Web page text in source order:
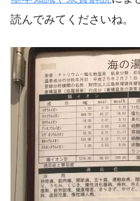
読んでみてくださいね。